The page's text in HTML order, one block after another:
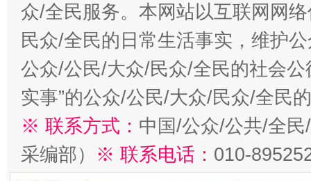
众/全民服务。本网站以互联网网
民众/全民的日常生活事实，维护
公众/公民/大众/民众/全民的社会公
实事”的公众/公民/大众/民众/全民
※ 联系方式： 中国/公众/公共/全
采编部） ※ 联系电话： 010-